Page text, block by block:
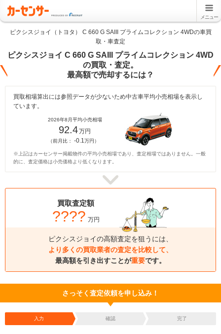
メニュー
ピクシスジョイ（トヨタ） C 660 G SAIII プライムコレクション 4WDの車買
取・車査定
ピクシスジョイ C 660 G SAIII プライムコレクション 4WD
の買取・査定。
最高額で売却するには？
買取相場算出には参照データが少ないため中古車平均小売相場を表示し
ています。
2026年8月平均小売相場
92.4万円
（前月比： -0.1万円）
※上記はカーセンサー掲載物件の平均小売相場であり、査定相場ではありません。一般
的に、査定価格は小売価格より低くなります。
買取査定額
???? 万円
ピクシスジョイの高額査定を狙うには、
より多くの買取業者の査定を比較して、
最高額を引き出すことが重要です。
さっそく査定依頼を申し込み！
入力 確認 完了